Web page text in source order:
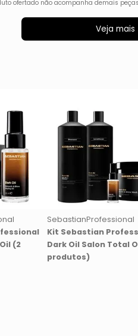
ofertado não acompanha demais
Veja mais
(2
SebastianProfessional
Kit Sebastian
Dark Oil Salon Total
produtos)